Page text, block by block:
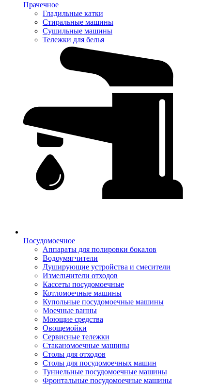
Прачечное
Гладильные катки
Стиральные машины
Сушильные машины
Тележки для белья
Посудомоечное
Аппараты для полировки бокалов
Водоумягчители
Душирующие устройства и смесители
Измельчители отходов
Кассеты посудомоечные
Котломоечные машины
Купольные посудомоечные машины
Моечные ванны
Моющие средства
Овощемойки
Сервисные тележки
Стаканомоечные машины
Столы для отходов
Столы для посудомоечных машин
Туннельные посудомоечные машины
Фронтальные посудомоечные машины